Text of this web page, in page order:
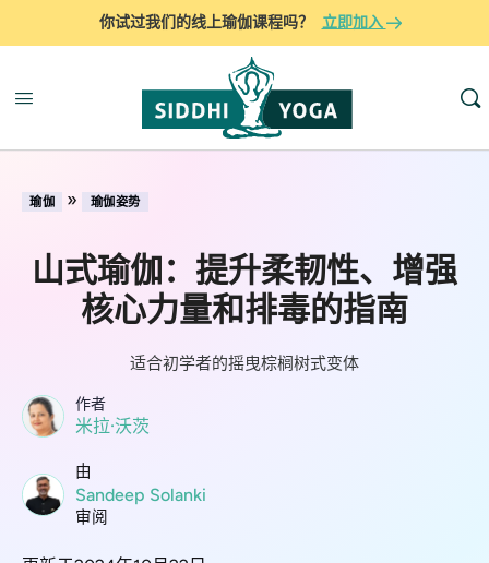
你试过我们的线上瑜伽课程吗？ 立即加入
瑜伽 » 瑜伽姿势
山式瑜伽：提升柔韧性、增强
核心力量和排毒的指南
适合初学者的摇曳棕榈树式变体
作者
米拉·沃茨
由
Sandeep Solanki
审阅